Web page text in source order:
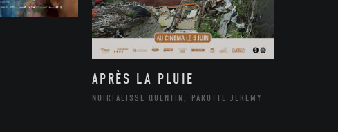
APRÈS LA PLUIE
NOIRFALISSE QUENTIN, PAROTTE JEREMY